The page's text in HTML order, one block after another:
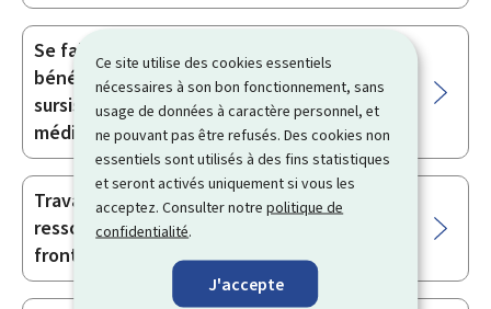
Ce site utilise des cookies essentiels
nécessaires à son bon fonctionnement, sans
usage de données à caractère personnel, et
ne pouvant pas être refusés. Des cookies non
essentiels sont utilisés à des fins statistiques
et seront activés uniquement si vous les
acceptez. Consulter notrepolitique de
confidentialité.
J'accepte
Se faire embaucher en tant que
bénéficiaire d’un report à l’éloignement /
sursis à l’éloignement pour raisons
médicales
Travailler au Luxembourg en tant que
ressortissant de pays tiers travailleur
frontalier